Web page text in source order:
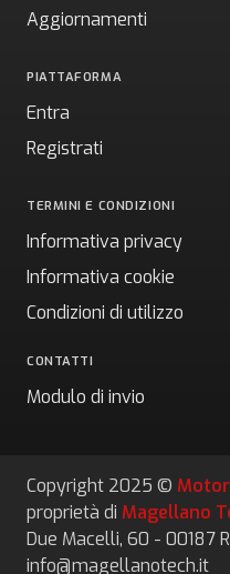
Aggiornamenti
PIATTAFORMA
Entra
Registrati
TERMINI E CONDIZIONI
Informativa privacy
Informativa cookie
Condizioni di utilizzo
CONTATTI
Modulo di invio
Copyright 2025 ©
proprietà di Magellano
Due Macelli, 60 - 00187
info@magellanotech.it